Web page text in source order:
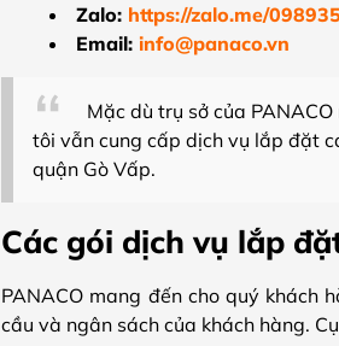
Zalo: https://zalo.me/
Email:info@panaco.vn
Mặc dù trụ sở của
tôi vẫn cung cấp dịch vụ lắp đặt
quận Gò Vấp.
Các gói dịch vụ lắp
PANACO mang đến cho quý
cầu và ngân sách của khách hàng.